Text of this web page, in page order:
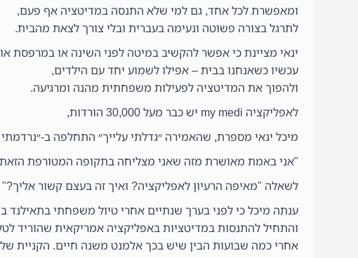
ומאפשרת לכל אחד, גם למי שלא התנסה במדיטציה אף פעם,
לתרגל בצורה פשוטה ונעימה בעברית ובלי צורך לצאת מהבית.
ינאי מציינת כי אפשר להקשיב במיטה לפני השינה או במרפסת
עכשיו כשאנחנו בבית – אפילו לשמוע יחד עם הילדים,
ולהפוך את המדיטציה לפעילות משפחתית מהנה ומרגיעה.
לאפליקציה my medi יש כבר מעל 30,000 הורדות,
מיכל ינאי מספרת, שהאמירה ״גדלתי עלייך״ התחלפה ב-״נרדמתי
"אני באמת מאושרת מזה שאני מצליחה בתקופה המטורפת
לשאלה "מאיפה הרעיון לאפליקציה? ואיך זה בעצם קשור אליך?"
ענתה מיכל כי לפני בערך שנתיים אחרי טיול משפחתי בתאילנד
והתחיל להתנסות במדיטציות באפליקציה אמריקאית שהוריד
אחרי כמה שבועות הבין שיש בכך אלמנט משנה חיים. הקניית